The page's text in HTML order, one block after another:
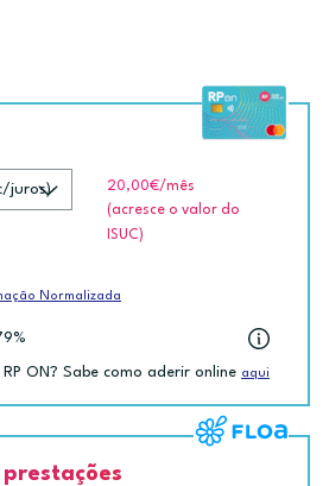
20,00€/mês
(acresce o valor do
ISUC)
Normalizada
ON? Sabe como aderir online aqui
prestações